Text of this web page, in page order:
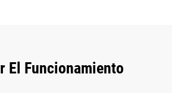
El Funcionamiento